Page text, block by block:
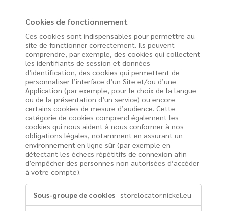
Cookies de fonctionnement
Ces cookies sont indispensables pour permettre au
site de fonctionner correctement. Ils peuvent
comprendre, par exemple, des cookies qui collectent
les identifiants de session et données
d’identification, des cookies qui permettent de
personnaliser l’interface d’un Site et/ou d’une
Application (par exemple, pour le choix de la langue
ou de la présentation d’un service) ou encore
certains cookies de mesure d’audience. Cette
catégorie de cookies comprend également les
cookies qui nous aident à nous conformer à nos
obligations légales, notamment en assurant un
environnement en ligne sûr (par exemple en
détectant les échecs répétitifs de connexion afin
d’empêcher des personnes non autorisées d’accéder
à votre compte).
Cookies
de
storelocator.nickel.eu